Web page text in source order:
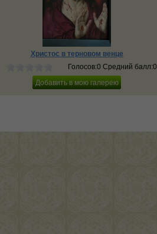
Христос в терновом венце
Голосов:0 Средний балл:0